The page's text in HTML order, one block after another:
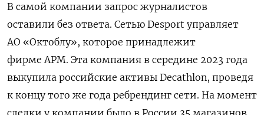
В самой компании запрос журналистов
оставили без ответа. Сетью Desport управляет
АО «Октоблу», которое принадлежит
фирме АРМ. Эта компания в середине 2023 года
выкупила российские активы Decathlon, проведя
к концу того же года ребрендинг сети. На момент